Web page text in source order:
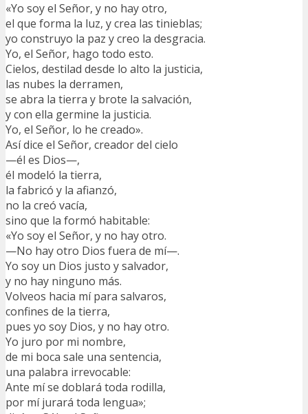
«Yo soy el Señor, y no hay otro,
el que forma la luz, y crea las tinieblas;
yo construyo la paz y creo la desgracia.
Yo, el Señor, hago todo esto.
Cielos, destilad desde lo alto la justicia,
las nubes la derramen,
se abra la tierra y brote la salvación,
y con ella germine la justicia.
Yo, el Señor, lo he creado».
Así dice el Señor, creador del cielo
—él es Dios—,
él modeló la tierra,
la fabricó y la afianzó,
no la creó vacía,
sino que la formó habitable:
«Yo soy el Señor, y no hay otro.
—No hay otro Dios fuera de mí—.
Yo soy un Dios justo y salvador,
y no hay ninguno más.
Volveos hacia mí para salvaros,
confines de la tierra,
pues yo soy Dios, y no hay otro.
Yo juro por mi nombre,
de mi boca sale una sentencia,
una palabra irrevocable:
Ante mí se doblará toda rodilla,
por mí jurará toda lengua»;